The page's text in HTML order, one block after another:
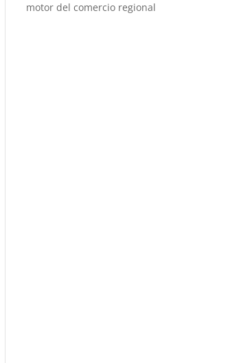
motor del comercio regional